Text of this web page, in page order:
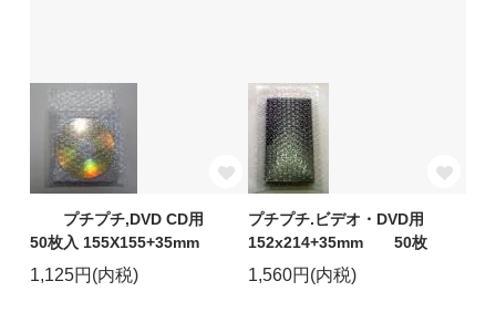
プチプチ,DVD CD用
50枚入 155X155+35mm
1,125円(内税)
プチプチ.ビデオ・DVD用
152x214+35mm 50枚
1,560円(内税)